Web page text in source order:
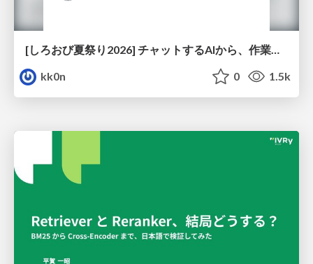
[しろおび夏祭り2026] チャットするAIから、作業するAIへ - 使われ方の変化と、その裏側で起きていること
kk0n
0 1.5k